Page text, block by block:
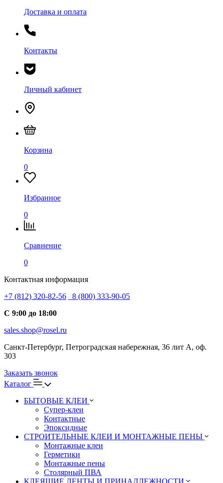
Доставка и оплата
Контакты
Личный кабинет
Корзина
0
Избранное
0
Сравнение
0
Контактная информация
+7 (812) 320-82-56
8 (800) 333-90-05
С 9:00 до 18:00
sales.shop@rosel.ru
Санкт-Петербург, Петроградская набережная, 36 лит А, оф.
303
Заказать звонок
Каталог
БЫТОВЫЕ КЛЕИ
Супер-клеи
Контактные
Эпоксидные
СТРОИТЕЛЬНЫЕ КЛЕИ И МОНТАЖНЫЕ ПЕНЫ
Монтажные клеи
Герметики
Монтажные пены
Столярный ПВА